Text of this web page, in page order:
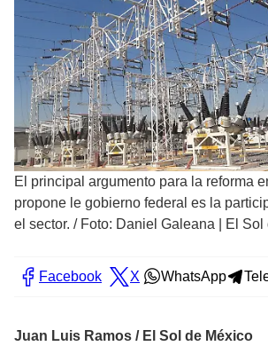
El principal argumento para la reforma
propone le gobierno federal es la
el sector. / Foto: Daniel Galeana | El Sol
Facebook X WhatsApp
Juan Luis Ramos / El Sol de México